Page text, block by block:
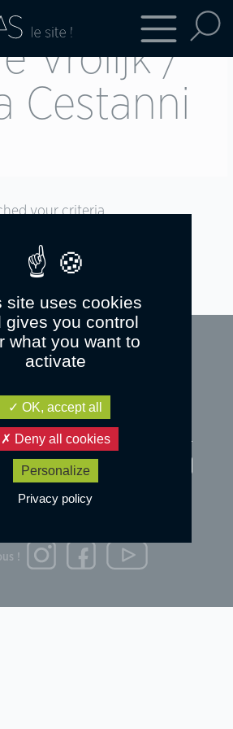
Vrolijk /
Cestanni
your criteria.
DESIGN byOVARMA STUDIO
:
d'utilisationdes données
!
site uses cookies
gives you control
what you want to
activate
OK, accept all
Deny all cookies
Personalize
Privacy policy